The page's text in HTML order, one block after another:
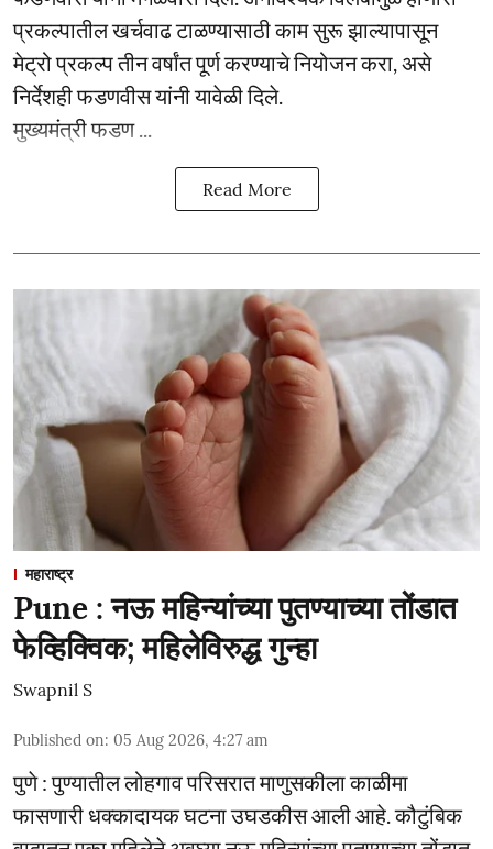
प्रकल्पातील खर्चवाढ टाळण्यासाठी काम सुरू झाल्यापासून
मेट्रो प्रकल्प तीन वर्षांत पूर्ण करण्याचे नियोजन करा, असे
निर्देशही फडणवीस यांनी यावेळी दिले.
मुख्यमंत्री फडण ...
Read More
महाराष्ट्र
Pune : नऊ महिन्यांच्या पुतण्याच्या तोंडात
फेव्हिक्विक; महिलेविरुद्ध गुन्हा
Swapnil S
Published on: 05 Aug 2026, 4:27 am
पुणे : पुण्यातील लोहगाव परिसरात माणुसकीला काळीमा
फासणारी धक्कादायक घटना उघडकीस आली आहे. कौटुंबिक